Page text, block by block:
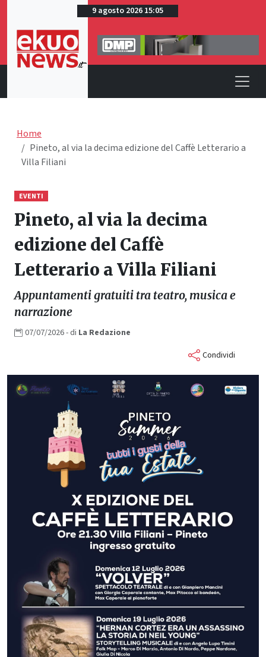
9 agosto 2026 15:05
Home
Pineto, al via la decima edizione del Caffè Letterario a
Villa Filiani
EVENTI
Pineto, al via la decima
edizione del Caffè
Letterario a Villa Filiani
Appuntamenti gratuiti tra teatro, musica e
narrazione
07/07/2026- di La Redazione
Condividi